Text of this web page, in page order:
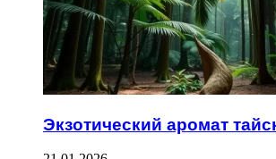
Экзотический аромат